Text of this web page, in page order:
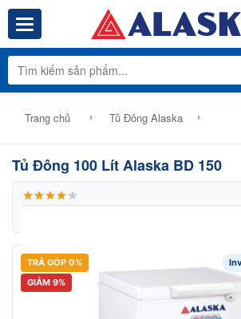
Toggle navigation
Trang chủ › Tủ Đông Alaska ›
TRẢ GÓP 0%
GIẢM 9%
Tủ Đông 100 Lít Alaska BD 150